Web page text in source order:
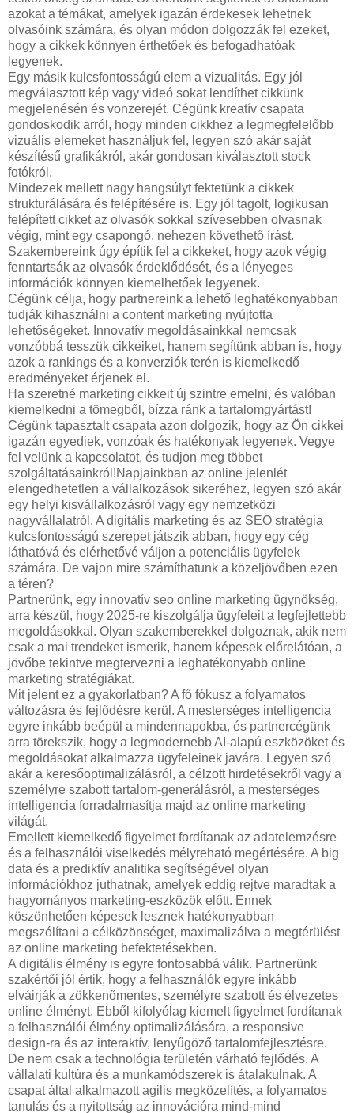
azokat a témákat, amelyek igazán érdekesek lehetnek
olvasóink számára, és olyan módon dolgozzák fel ezeket,
hogy a cikkek könnyen érthetőek és befogadhatóak
legyenek.
Egy másik kulcsfontosságú elem a vizualitás. Egy jól
megválasztott kép vagy videó sokat lendíthet cikkünk
megjelenésén és vonzerejét. Cégünk kreatív csapata
gondoskodik arról, hogy minden cikkhez a legmegfelelőbb
vizuális elemeket használjuk fel, legyen szó akár saját
készítésű grafikákról, akár gondosan kiválasztott stock
fotókról.
Mindezek mellett nagy hangsúlyt fektetünk a cikkek
strukturálására és felépítésére is. Egy jól tagolt, logikusan
felépített cikket az olvasók sokkal szívesebben olvasnak
végig, mint egy csapongó, nehezen követhető írást.
Szakembereink úgy építik fel a cikkeket, hogy azok végig
fenntartsák az olvasók érdeklődését, és a lényeges
információk könnyen kiemelhetőek legyenek.
Cégünk célja, hogy partnereink a lehető leghatékonyabban
tudják kihasználni a content marketing nyújtotta
lehetőségeket. Innovatív megoldásainkkal nemcsak
vonzóbbá tesszük cikkeiket, hanem segítünk abban is, hogy
azok a rankings és a konverziók terén is kiemelkedő
eredményeket érjenek el.
Ha szeretné marketing cikkeit új szintre emelni, és valóban
kiemelkedni a tömegből, bízza ránk a tartalomgyártást!
Cégünk tapasztalt csapata azon dolgozik, hogy az Ön cikkei
igazán egyediek, vonzóak és hatékonyak legyenek. Vegye
fel velünk a kapcsolatot, és tudjon meg többet
szolgáltatásainkról!Napjainkban az online jelenlét
elengedhetetlen a vállalkozások sikeréhez, legyen szó akár
egy helyi kisvállalkozásról vagy egy nemzetközi
nagyvállalatról. A digitális marketing és az SEO stratégia
kulcsfontosságú szerepet játszik abban, hogy egy cég
láthatóvá és elérhetővé váljon a potenciális ügyfelek
számára. De vajon mire számíthatunk a közeljövőben ezen
a téren?
Partnerünk, egy innovatív seo online marketing ügynökség,
arra készül, hogy 2025-re kiszolgálja ügyfeleit a legfejlettebb
megoldásokkal. Olyan szakemberekkel dolgoznak, akik nem
csak a mai trendeket ismerik, hanem képesek előrelátóan, a
jövőbe tekintve megtervezni a leghatékonyabb online
marketing stratégiákat.
Mit jelent ez a gyakorlatban? A fő fókusz a folyamatos
változásra és fejlődésre kerül. A mesterséges intelligencia
egyre inkább beépül a mindennapokba, és partnercégünk
arra törekszik, hogy a legmodernebb AI-alapú eszközöket és
megoldásokat alkalmazza ügyfeleinek javára. Legyen szó
akár a keresőoptimalizálásról, a célzott hirdetésekről vagy a
személyre szabott tartalom-generálásról, a mesterséges
intelligencia forradalmasítja majd az online marketing
világát.
Emellett kiemelkedő figyelmet fordítanak az adatelemzésre
és a felhasználói viselkedés mélyreható megértésére. A big
data és a prediktív analitika segítségével olyan
információkhoz juthatnak, amelyek eddig rejtve maradtak a
hagyományos marketing-eszközök előtt. Ennek
köszönhetően képesek lesznek hatékonyabban
megszólítani a célközönséget, maximalizálva a megtérülést
az online marketing befektetésekben.
A digitális élmény is egyre fontosabbá válik. Partnerünk
szakértői jól értik, hogy a felhasználók egyre inkább
elváirják a zökkenőmentes, személyre szabott és élvezetes
online élményt. Ebből kifolyólag kiemelt figyelmet fordítanak
a felhasználói élmény optimalizálására, a responsive
design-ra és az interaktív, lenyűgöző tartalomfejlesztésre.
De nem csak a technológia területén várható fejlődés. A
vállalati kultúra és a munkamódszerek is átalakulnak. A
csapat által alkalmazott agilis megközelítés, a folyamatos
tanulás és a nyitottság az innovációra mind-mind